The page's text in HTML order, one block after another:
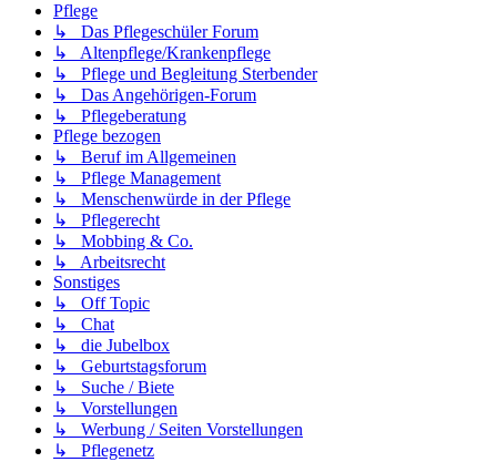
Pflege
↳ Das Pflegeschüler Forum
↳ Altenpflege/Krankenpflege
↳ Pflege und Begleitung Sterbender
↳ Das Angehörigen-Forum
↳ Pflegeberatung
Pflege bezogen
↳ Beruf im Allgemeinen
↳ Pflege Management
↳ Menschenwürde in der Pflege
↳ Pflegerecht
↳ Mobbing & Co.
↳ Arbeitsrecht
Sonstiges
↳ Off Topic
↳ Chat
↳ die Jubelbox
↳ Geburtstagsforum
↳ Suche / Biete
↳ Vorstellungen
↳ Werbung / Seiten Vorstellungen
↳ Pflegenetz